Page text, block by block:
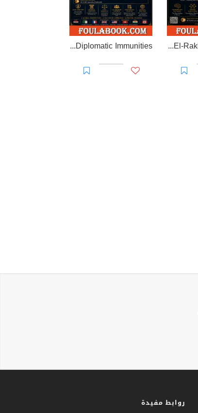
Prisoner of Perception: The El-Rakhawi Manifesto
EL-RAKHAWI MONOGRAPH on Diplomatic Immunities
روابط مفيدة